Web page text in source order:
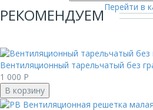
РЕКОМЕНДУЕМПерейти в
Вентиляционный тарельчатый без
1 000 Р
В корзину